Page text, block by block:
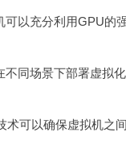
可以充分利用GPU的
不同场景下部署虚拟
术可以确保虚拟机之